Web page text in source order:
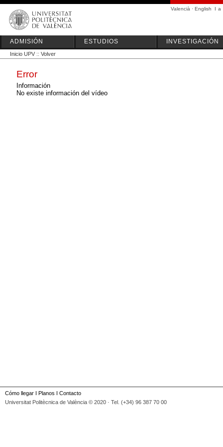
Valencià · English I a
ADMISIÓN ESTUDIOS INVESTIGACIÓN
Inicio UPV :: Volver
Error
Información
No existe información del vídeo
Cómo llegar I Planos I Contacto
Universitat Politècnica de València © 2020 · Tel. (+34) 96 387 70 00